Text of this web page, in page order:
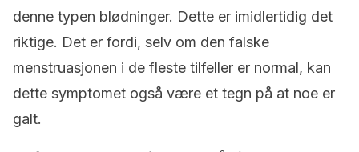
denne typen blødninger. Dette er imidlertidig det
riktige. Det er fordi, selv om den falske
menstruasjonen i de fleste tilfeller er normal, kan
dette symptomet også være et tegn på at noe er
galt.